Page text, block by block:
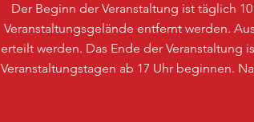
Der Beginn der Veranstaltung ist täglich
Veranstaltungsgelände entfernt werden.
erteilt werden. Das Ende der Veranstaltung
Veranstaltungstagen ab 17 Uhr beginnen.